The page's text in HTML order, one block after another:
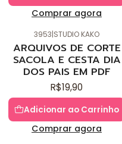
Comprar agora
3953|STUDIO KAKO
ARQUIVOS DE CORTE
SACOLA E CESTA DIA
DOS PAIS EM PDF
R$19,90
Adicionar ao Carrinho
Comprar agora